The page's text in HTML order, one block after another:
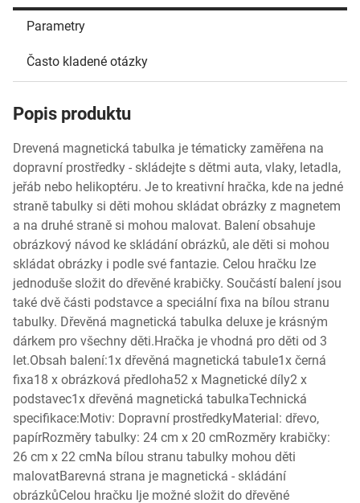
Parametry
Často kladené otázky
Popis produktu
Drevená magnetická tabulka je tématicky zaměřena na
dopravní prostředky - skládejte s dětmi auta, vlaky, letadla,
jeřáb nebo helikoptéru. Je to kreativní hračka, kde na jedné
straně tabulky si děti mohou skládat obrázky z magnetem
a na druhé straně si mohou malovat. Balení obsahuje
obrázkový návod ke skládání obrázků, ale děti si mohou
skládat obrázky i podle své fantazie. Celou hračku lze
jednoduše složit do dřevěné krabičky. Součástí balení jsou
také dvě části podstavce a speciální fixa na bílou stranu
tabulky. Dřevěná magnetická tabulka deluxe je krásným
dárkem pro všechny děti.Hračka je vhodná pro děti od 3
let.Obsah balení:1x dřevěná magnetická tabule1x černá
fixa18 x obrázková předloha52 x Magnetické díly2 x
podstavec1x dřevěná magnetická tabulkaTechnická
specifikace:Motiv: Dopravní prostředkyMaterial: dřevo,
papírRozměry tabulky: 24 cm x 20 cmRozměry krabičky:
26 cm x 22 cmNa bílou stranu tabulky mohou děti
malovatBarevná strana je magnetická - skládání
obrázkůCelou hračku lje možné složit do dřevěné